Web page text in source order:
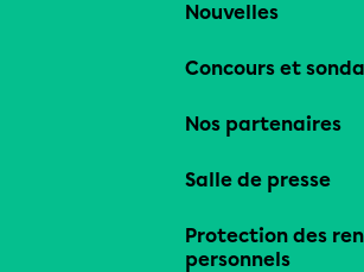
Nouvelles
Concours et
Nos partenaires
Salle de presse
Protection des
personnels